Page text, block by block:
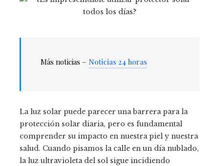
Más noticias – Noticias 24 horas
La luz solar puede parecer una barrera para la
protección solar diaria, pero es fundamental
comprender su impacto en nuestra piel y nuestra
salud. Cuando pisamos la calle en un día nublado,
la luz ultravioleta del sol sigue incidiendo